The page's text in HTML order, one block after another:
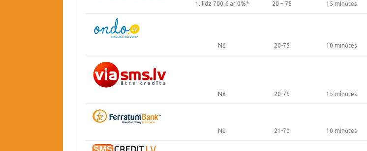
1. līdz 700 €ar 0%* 20 – 75 15 minūtes
Nē 20-75 10 minūtes
Nē 20-75 15 minūtes
Nē 21-70 10 minūtes